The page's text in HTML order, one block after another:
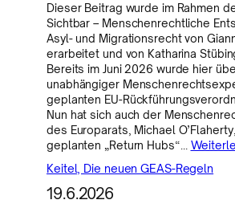
Dieser Beitrag wurde im Rahmen
Sichtbar – Menschenrechtliche
Asyl- und Migrationsrecht von
erarbeitet und von Katharina
Bereits im Juni 2026 wurde hier
unabhängiger
geplanten EU-
Nun hat sich auch der
des Europarats, Michael
geplanten „Return Hubs“…
Keitel, Die neuen GEAS-Regeln
19.6.2026